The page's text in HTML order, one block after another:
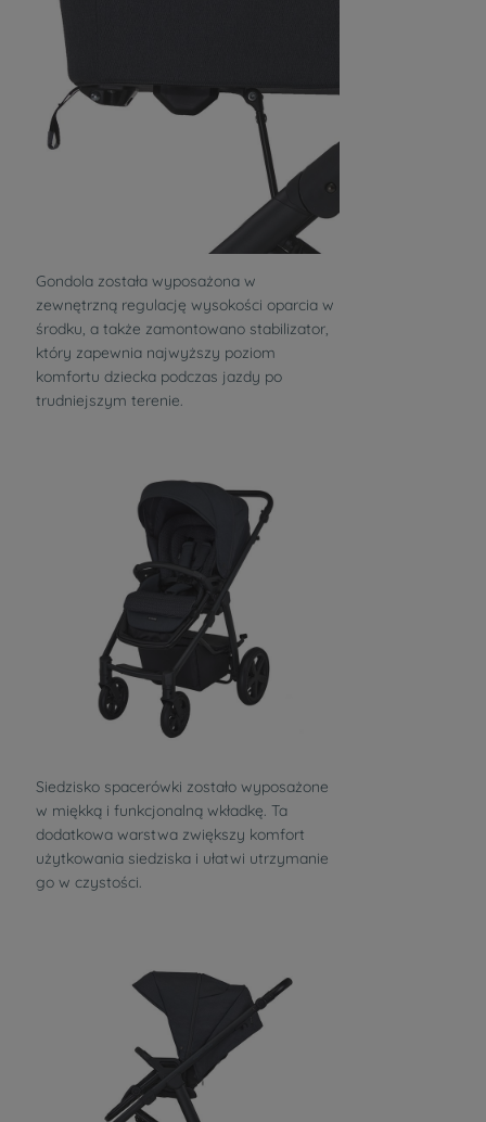
Gondola została wyposażona w
zewnętrzną regulację wysokości oparcia w
środku, a także zamontowano stabilizator,
który zapewnia najwyższy poziom
komfortu dziecka podczas jazdy po
trudniejszym terenie.
Siedzisko spacerówki zostało wyposażone
w miękką i funkcjonalną wkładkę. Ta
dodatkowa warstwa zwiększy komfort
użytkowania siedziska i ułatwi utrzymanie
go w czystości.